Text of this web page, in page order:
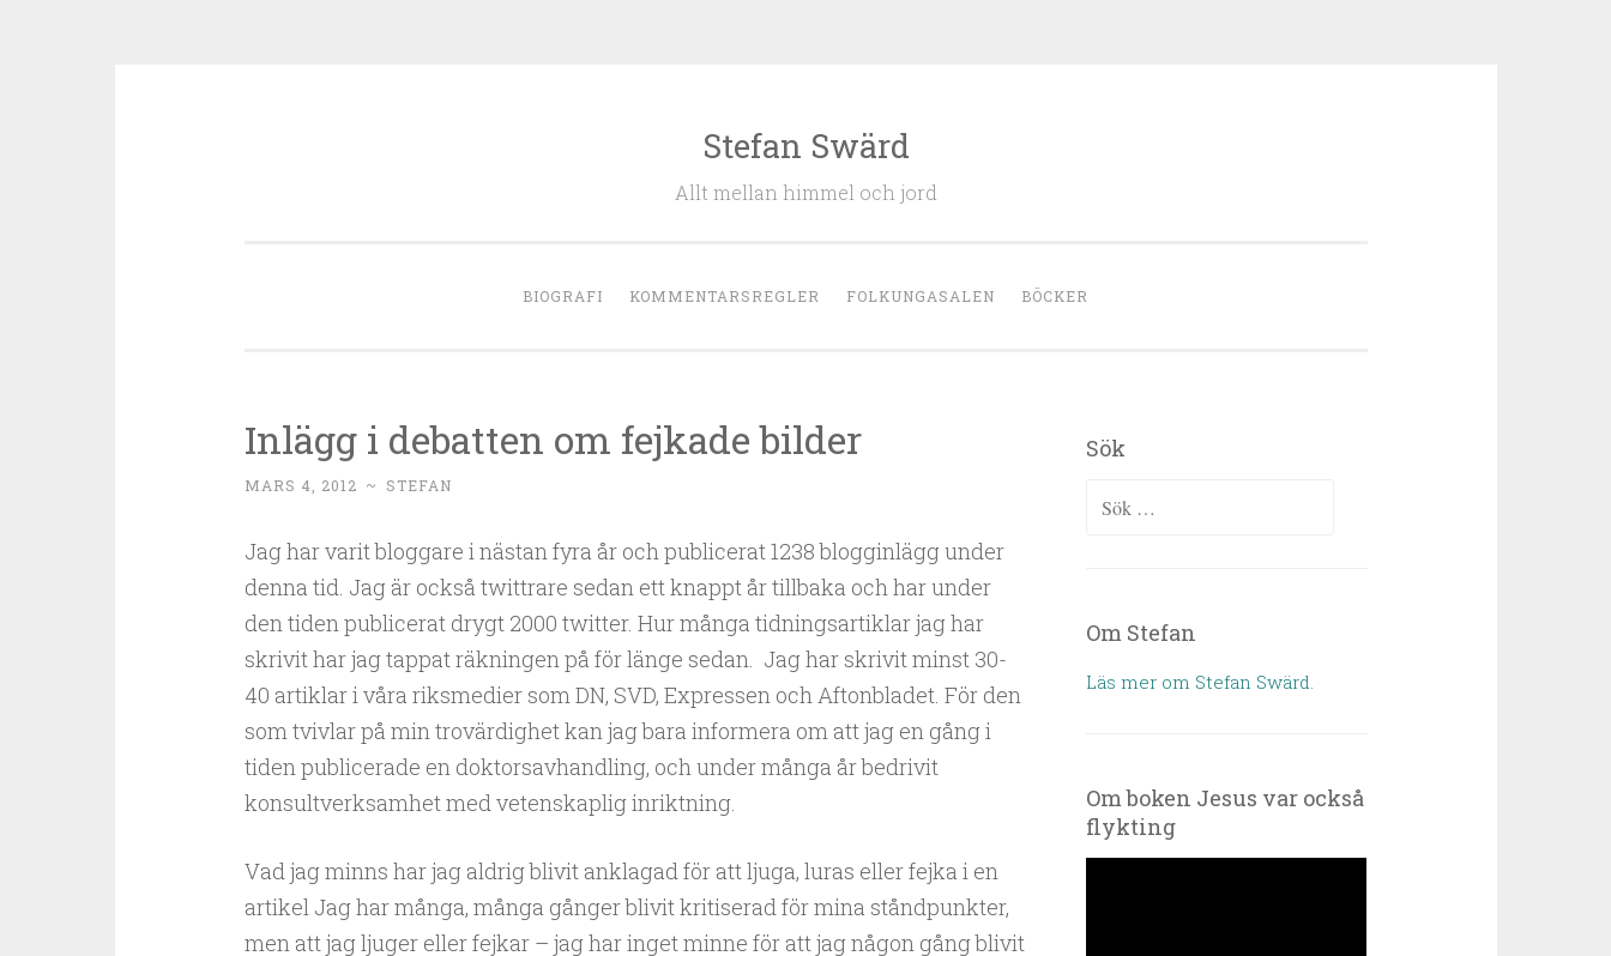
Stefan Swärd
Allt mellan himmel och jord
BIOGRAFI KOMMENTARSREGLER FOLKUNGASALEN BÖCKER
Inlägg i debatten om fejkade bilder
MARS 4, 2012 ~ STEFAN
Jag har varit bloggare i nästan fyra år och publicerat 1238 blogginlägg under
denna tid. Jag är också twittrare sedan ett knappt år tillbaka och har under
den tiden publicerat drygt 2000 twitter. Hur många tidningsartiklar jag har
skrivit har jag tappat räkningen på för länge sedan. Jag har skrivit minst 30-
40 artiklar i våra riksmedier som DN, SVD, Expressen och Aftonbladet. För den
som tvivlar på min trovärdighet kan jag bara informera om att jag en gång i
tiden publicerade en doktorsavhandling, och under många år bedrivit
konsultverksamhet med vetenskaplig inriktning.
Vad jag minns har jag aldrig blivit anklagad för att ljuga, luras eller fejka i en
artikel Jag har många, många gånger blivit kritiserad för mina ståndpunkter,
men att jag ljuger eller fejkar – jag har inget minne för att jag någon gång blivit
Sök
Sök efter:
Om Stefan
Läs mer om Stefan Swärd.
Om boken Jesus var också
flykting